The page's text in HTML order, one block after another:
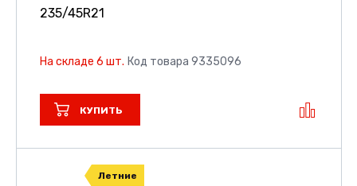
235/45R21
На складе 6 шт. Код товара 9335096
КУПИТЬ
Летние